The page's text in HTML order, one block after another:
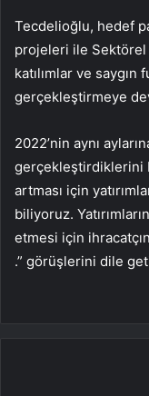
Tecdelioğlu, hedef
projeleri ile
katılımlar ve saygın
gerçekleştirmeye
2022’nin aynı
gerçekleştirdiklerini
artması için
biliyoruz.
etmesi için
.” görüşlerini dile